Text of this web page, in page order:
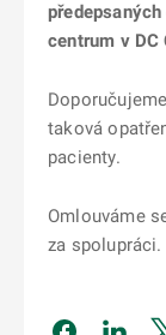
centrum v DC
taková
pacienty.
Omlouváme
za spolupráci.
Odkaz